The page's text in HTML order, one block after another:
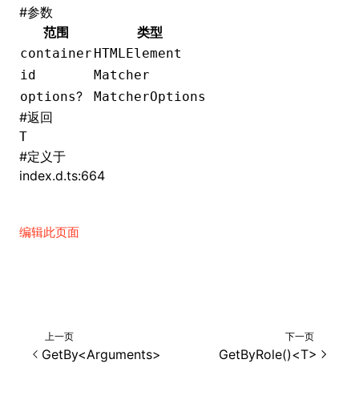
#参数
范围
类型
container HTMLElement
id
Matcher
options? MatcherOptions
#返回
T
#定义于
index.d.ts:664
编辑此页面
上一页
GetBy<Arguments>
下一页
GetByRole()<T>